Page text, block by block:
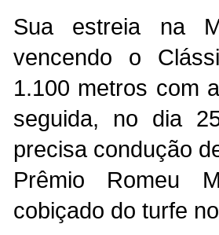
Sua estreia na
vencendo o
1.100 metros com
seguida, no dia
precisa condução
Prêmio Romeu
cobiçado do turfe